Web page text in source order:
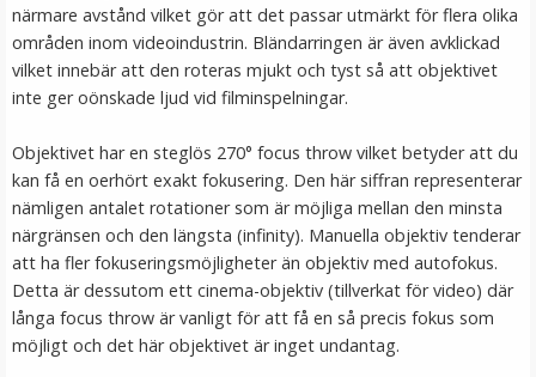
JJC Mjuk avtryckarknapp konkav Soft release button -
Mörkröd
★★★★★
69 kr
närmare avstånd vilket gör att det passar utmärkt för flera olika
områden inom videoindustrin. Bländarringen är även avklickad
vilket innebär att den roteras mjukt och tyst så att objektivet
inte ger oönskade ljud vid filminspelningar.
Objektivet har en steglös 270° focus throw vilket betyder att du
kan få en oerhört exakt fokusering. Den här siffran representerar
nämligen antalet rotationer som är möjliga mellan den minsta
närgränsen och den längsta (infinity). Manuella objektiv tenderar
att ha fler fokuseringsmöjligheter än objektiv med autofokus.
Detta är dessutom ett cinema-objektiv (tillverkat för video) där
långa focus throw är vanligt för att få en så precis fokus som
möjligt och det här objektivet är inget undantag.